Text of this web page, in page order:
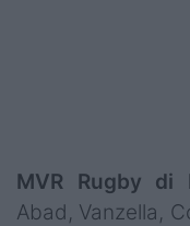
MVR Rugby di
Abad, Vanzella,